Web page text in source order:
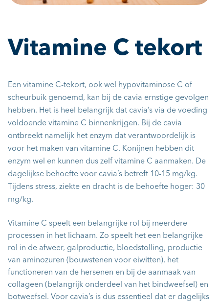
Vitamine C tekort
Een vitamine C-tekort, ook wel hypovitaminose C of
scheurbuik genoemd, kan bij de cavia ernstige gevolgen
hebben. Het is heel belangrijk dat cavia’s via de voeding
voldoende vitamine C binnenkrijgen. Bij de cavia
ontbreekt namelijk het enzym dat verantwoordelijk is
voor het maken van vitamine C. Konijnen hebben dit
enzym wel en kunnen dus zelf vitamine C aanmaken. De
dagelijkse behoefte voor cavia’s betreft 10-15 mg/kg.
Tijdens stress, ziekte en dracht is de behoefte hoger: 30
mg/kg.
Vitamine C speelt een belangrijke rol bij meerdere
processen in het lichaam. Zo speelt het een belangrijke
rol in de afweer, galproductie, bloedstolling, productie
van aminozuren (bouwstenen voor eiwitten), het
functioneren van de hersenen en bij de aanmaak van
collageen (belangrijk onderdeel van het bindweefsel) en
botweefsel. Voor cavia’s is dus essentieel dat er dagelijks